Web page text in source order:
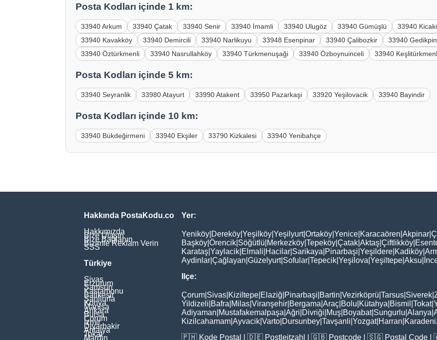
Posta Kodları içinde 1 km:
33940 Arkum 33940 Çatak 33940 Senir 33940 İmamli 33940 Ulugöz 33940 Gümüşlü
33940
33940 Kavakköy
33940 Demircili 33940 Narlikuyu 33948 Esenpinar 33940 Çalibozkir
33940
33940 Öztürkmenli
33940 Nasrullahköy 33940 Türkmenuşaği 33940 Özboynuinceli 33940
Posta Kodları içinde 5 km:
33940 Seyranlik 33980 Atayurt 33990 Atakent 33950 Pazarkaşi 33920 Yeşilovacik 33940 Bayindir
Posta Kodları içinde 10 km:
33940 Bükdeğirmeni 33940 Ekşiler 33790 Kizkalesi 33940 Yenibahçe
Hakkında PostaKodu.co
Hakkımızda
Bize Ulaşın
Bize Bağlanın
Bizimle Reklam Verin
SSS
Türkiye
Sivas
Erzurum
Samsun
Kastamonu
Balikesir
Şanliurfa
Konya
Manisa
Ankara
Bursa
Çorum
İzmir
Diyarbakir
Antalya
Tokat
Mardin
Yer:
Yeniköy Dereköy Yeşilköy Yeşilyurt|Ortaköy Yenice Karacaören Akpinar
Başköy Örencik Söğütlü Merkezköy Tepeköy Çatak Aktaş Çiftlikköy
Karataş Yaylacik Elmali Hacilar Sarikaya Pinarbaşi Yeşildere Kadiköy
Aydinlar Çağlayan Güzelyurt| Sofular Tepecik Yeşilova Yeşiltepe Aksu
Ilçe:
Çorum Sivas Kiziltepe Elaziğ Pinarbaşi Bartin Vezirköprü Tarsus Siverek
Yildizeli Bafra Milas Viranşehir Bergama Araç Bolu Kütahya Bismil Tokat|
Adiyaman Mustafakemalpaşa Ağri Divriği Muş Boyabat| Sungurlu Alanya
Kizilcahamam Ayvacik Varto Dursunbey Tavşanli Yozgat| Harran
🇵🇭 Kode Postal | 🇩🇪 Postleitzahl | 🇬🇧 Postcode | 🇸🇬 Postal Code |